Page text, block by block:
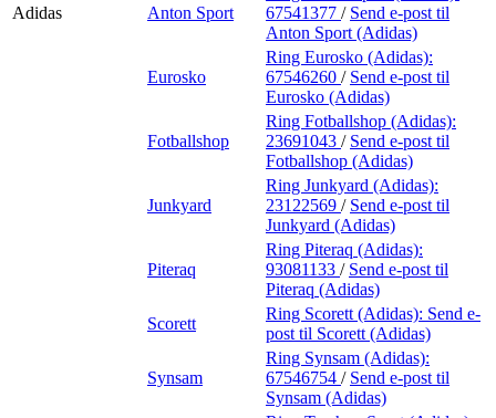
Adidas Anton Sport
67541377 / Send e-post til
Anton Sport (Adidas)
Eurosko
Ring Eurosko (Adidas):
67546260 / Send e-post til
Eurosko (Adidas)
Fotballshop
Ring Fotballshop (Adidas):
23691043 / Send e-post til
Fotballshop (Adidas)
Junkyard
Ring Junkyard (Adidas):
23122569 / Send e-post til
Junkyard (Adidas)
Piteraq
Ring Piteraq (Adidas):
93081133 / Send e-post til
Piteraq (Adidas)
Scorett
Ring Scorett (Adidas): Send e-
post til Scorett (Adidas)
Synsam
Ring Synsam (Adidas):
67546754 / Send e-post til
Synsam (Adidas)